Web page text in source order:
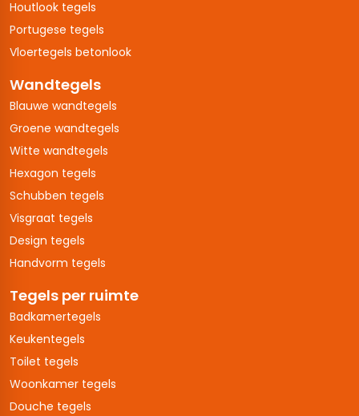
Houtlook tegels
Portugese tegels
Vloertegels betonlook
Wandtegels
Blauwe wandtegels
Groene wandtegels
Witte wandtegels
Hexagon tegels
Schubben tegels
Visgraat tegels
Design tegels
Handvorm tegels
Tegels per ruimte
Badkamertegels
Keukentegels
Toilet tegels
Woonkamer tegels
Douche tegels